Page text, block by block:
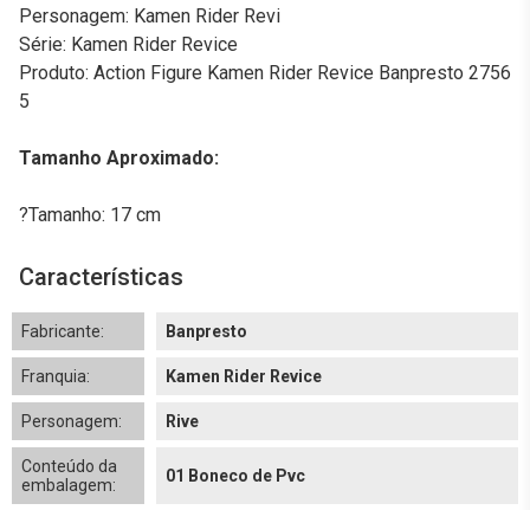
Personagem: Kamen Rider Revi
Série: Kamen Rider Revice
Produto: Action Figure Kamen Rider Revice Banpresto 2756
5
Tamanho Aproximado:
?Tamanho: 17 cm
Características
Fabricante: Banpresto
Franquia: Kamen Rider Revice
Personagem: Rive
Conteúdo da
embalagem:
01 Boneco de Pvc